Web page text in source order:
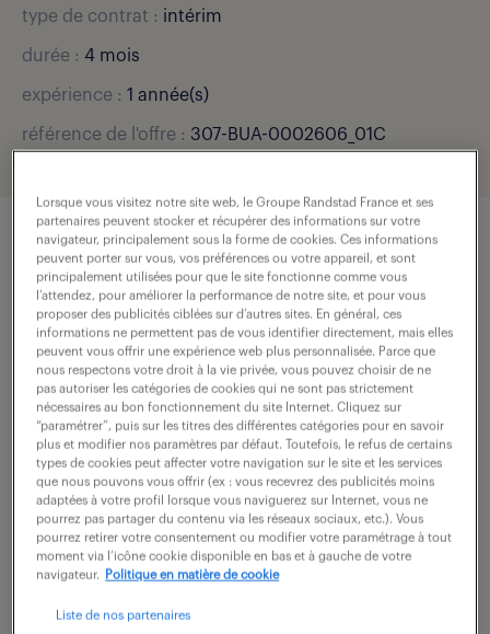
type de contrat : intérim
durée : 4 mois
expérience : 1 année(s)
référence de l'offre : 307-BUA-0002606_01C
description du poste
Quels défis captivants un(e) Chargé(e) de clientèle
assurances (F/H) pourrait-il/elle relever ?
En intégrant le service Gestion Assurances, vous
contribuerez activement au développement des
relations clients et à la gestion des contrats
d'assurances automobile.
- Vous accueillez par téléphone notre clientèle,
Lorsque vous visitez notre site web, le Groupe Randstad France et ses
partenaires peuvent stocker et récupérer des informations sur votre
navigateur, principalement sous la forme de cookies. Ces informations
peuvent porter sur vous, vos préférences ou votre appareil, et sont
principalement utilisées pour que le site fonctionne comme vous
l’attendez, pour améliorer la performance de notre site, et pour vous
proposer des publicités ciblées sur d’autres sites. En général, ces
informations ne permettent pas de vous identifier directement, mais elles
peuvent vous offrir une expérience web plus personnalisée. Parce que
nous respectons votre droit à la vie privée, vous pouvez choisir de ne
pas autoriser les catégories de cookies qui ne sont pas strictement
nécessaires au bon fonctionnement du site Internet. Cliquez sur
“paramétrer”, puis sur les titres des différentes catégories pour en savoir
plus et modifier nos paramètres par défaut. Toutefois, le refus de certains
types de cookies peut affecter votre navigation sur le site et les services
que nous pouvons vous offrir (ex : vous recevrez des publicités moins
adaptées à votre profil lorsque vous naviguerez sur Internet, vous ne
pourrez pas partager du contenu via les réseaux sociaux, etc.). Vous
pourrez retirer votre consentement ou modifier votre paramétrage à tout
moment via l’icône cookie disponible en bas et à gauche de votre
navigateur.
Politique en matière de cookie
Liste de nos partenaires